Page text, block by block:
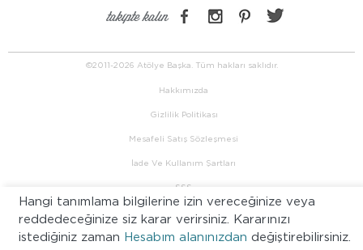
takipte kalın
©2011-2026 Atölye Başka. Tüm hakları saklıdır.
Hakkımızda
Gizlilik Politikası
Mesafeli Satış Sözleşmesi
İade Ve Kullanım Şartları
SSS
Hangi tanımlama bilgilerine izin vereceğinize veya
reddedeceğinize siz karar verirsiniz. Kararınızı
istediğiniz zaman Hesabım alanınızdan değiştirebilirsiniz.